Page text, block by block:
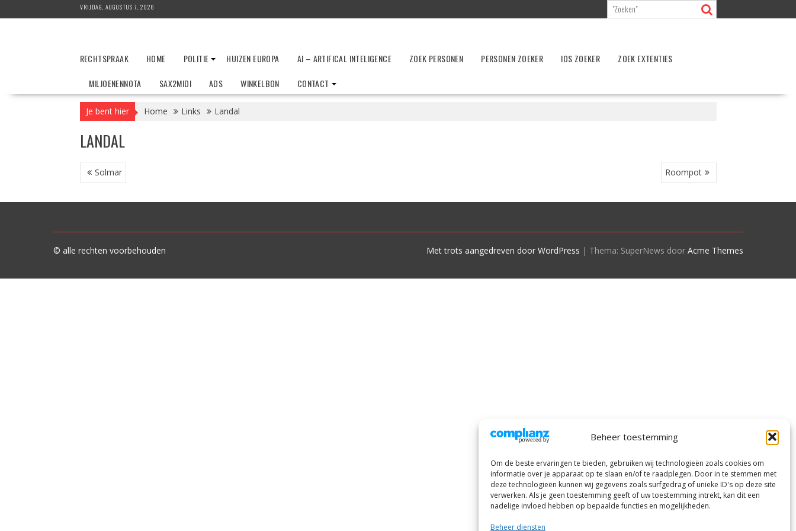
Beheer toestemming
Om de beste ervaringen te bieden, gebruiken wij technologieën zoals cookies om
informatie over je apparaat op te slaan en/of te raadplegen. Door in te stemmen met
deze technologieën kunnen wij gegevens zoals surfgedrag of unieke ID's op deze site
verwerken. Als je geen toestemming geeft of uw toestemming intrekt, kan dit een
nadelige invloed hebben op bepaalde functies en mogelijkheden.
Beheer diensten
naar
VRIJDAG, AUGUSTUS 7, 2026
RECHTSPRAAK HOME POLITIE HUIZEN EUROPA AI – ARTIFICAL INTELIGENCE ZOEK PERSONEN PERSONEN ZOEKER IOS ZOEKER
ZOEK EXTENTIES
MILJOENENNOTA
SAX2MIDI ADS WINKELBON CONTACT
Je bent hier Home Links Landal
LANDAL
BERICHT
NAVIGATIE
Solmar Roompot
© alle rechten voorbehouden Met trots aangedreven door WordPress | Thema: SuperNews door Acme Themes